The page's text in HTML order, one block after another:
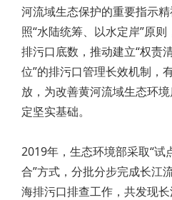
河流域生态保护的重要指示
照“水陆统筹、以水定岸”原
排污口底数，推动建立“权责
位”的排污口管理长效机制，
放，为改善黄河流域生态环
定坚实基础。
2019年，生态环境部采取“试
合”方式，分批分步完成长江
海排污口排查工作，共发现长